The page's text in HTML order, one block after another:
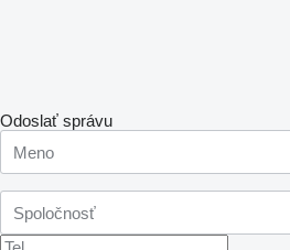
Odoslať správu